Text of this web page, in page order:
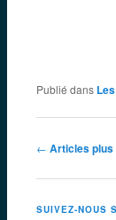
Publié dans
Navigation
articles
← Articles plus
SUIVEZ-NOUS